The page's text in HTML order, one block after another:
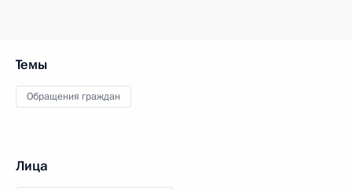
Темы
Обращения граждан
Лица